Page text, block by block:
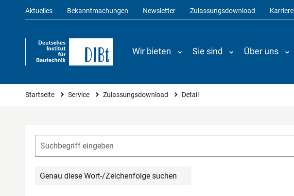
Aktuelles Bekanntmachungen Newsletter Zulassungsdownload Karriere
Wir bieten Sie sind Über uns
Sie sind hier
Startseite Service Zulassungsdownload Detail
Genau diese Wort-/Zeichenfolge suchen